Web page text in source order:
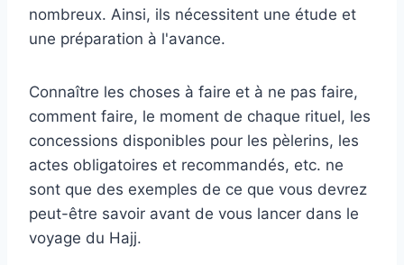
nombreux. Ainsi, ils nécessitent une étude et
une préparation à l'avance.
Connaître les choses à faire et à ne pas faire,
comment faire, le moment de chaque rituel, les
concessions disponibles pour les pèlerins, les
actes obligatoires et recommandés, etc. ne
sont que des exemples de ce que vous devrez
peut-être savoir avant de vous lancer dans le
voyage du Hajj.